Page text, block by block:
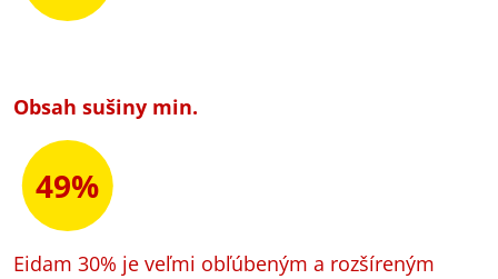
Obsah sušiny min.
49%
Eidam 30% je veľmi obľúbeným a rozšíreným